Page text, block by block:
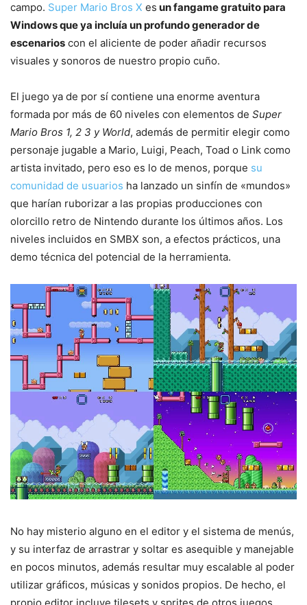
campo. Super Mario Bros X es un fangame gratuito para
Windows que ya incluía un profundo generador de
escenarios con el aliciente de poder añadir recursos
visuales y sonoros de nuestro propio cuño.
El juego ya de por sí contiene una enorme aventura
formada por más de 60 niveles con elementos de Super
Mario Bros 1, 2 3 y World, además de permitir elegir como
personaje jugable a Mario, Luigi, Peach, Toad o Link como
artista invitado, pero eso es lo de menos, porque su
comunidad de usuarios ha lanzado un sinfín de «mundos»
que harían ruborizar a las propias producciones con
olorcillo retro de Nintendo durante los últimos años. Los
niveles incluidos en SMBX son, a efectos prácticos, una
demo técnica del potencial de la herramienta.
No hay misterio alguno en el editor y el sistema de menús,
y su interfaz de arrastrar y soltar es asequible y manejable
en pocos minutos, además resultar muy escalable al poder
utilizar gráficos, músicas y sonidos propios. De hecho, el
propio editor incluye tilesets y sprites de otros juegos